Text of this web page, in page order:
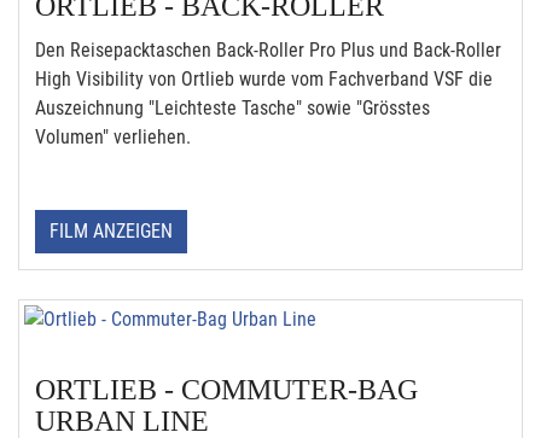
Den Reisepacktaschen Back-Roller Pro Plus und Back-Roller
High Visibility von Ortlieb wurde vom Fachverband VSF die
Auszeichnung "Leichteste Tasche" sowie "Grösstes
Volumen" verliehen.
FILM ANZEIGEN
ORTLIEB - COMMUTER-BAG
URBAN LINE